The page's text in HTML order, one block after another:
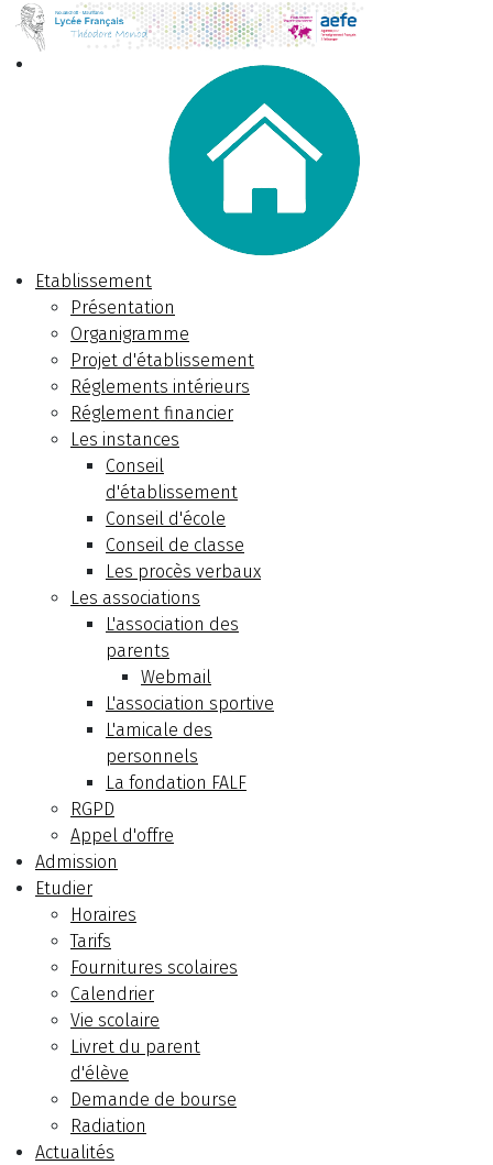
Etablissement
Présentation
Organigramme
Projet d'établissement
Réglements intérieurs
Réglement financier
Les instances
Conseil
d'établissement
Conseil d'école
Conseil de classe
Les procès verbaux
Les associations
L'association des
parents
Webmail
L'association sportive
L'amicale des
personnels
La fondation FALF
RGPD
Appel d'offre
Admission
Etudier
Horaires
Tarifs
Fournitures scolaires
Calendrier
Vie scolaire
Livret du parent
d'élève
Demande de bourse
Radiation
Actualités